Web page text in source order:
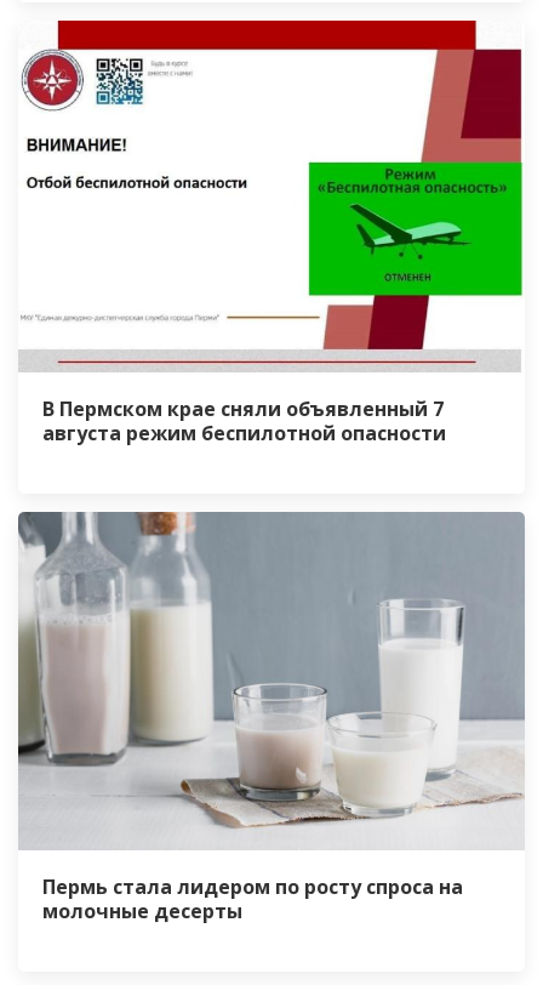
В Пермском крае сняли объявленный 7
августа режим беспилотной опасности
Пермь стала лидером по росту спроса на
молочные десерты